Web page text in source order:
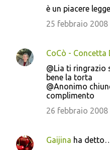
è un piacere
25 febbraio 2008
CoCò - Concetta
@Lia ti ringrazio
bene la torta
@Anonimo
complimento
26 febbraio 2008
Gaijina ha